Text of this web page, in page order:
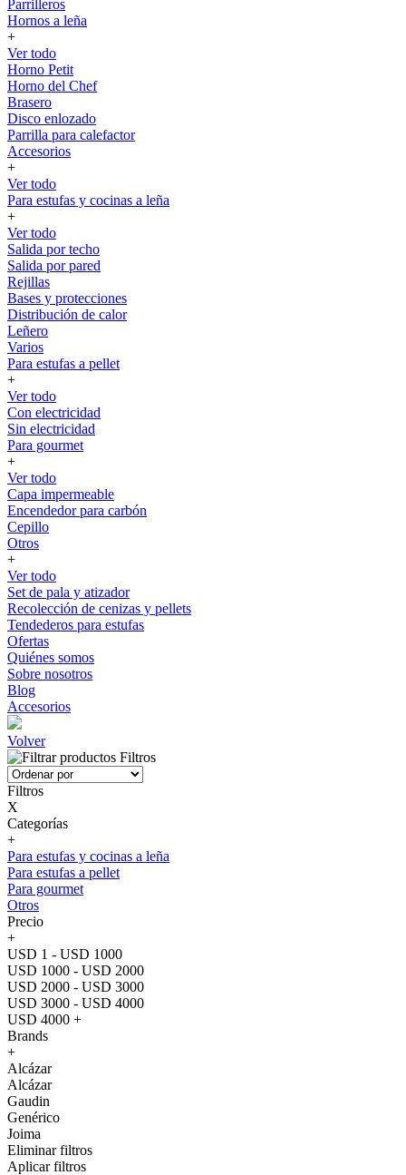
Parrilleros
Hornos a leña
+
Ver todo
Horno Petit
Horno del Chef
Brasero
Disco enlozado
Parrilla para calefactor
Accesorios
+
Ver todo
Para estufas y cocinas a leña
+
Ver todo
Salida por techo
Salida por pared
Rejillas
Bases y protecciones
Distribución de calor
Leñero
Varios
Para estufas a pellet
+
Ver todo
Con electricidad
Sin electricidad
Para gourmet
+
Ver todo
Capa impermeable
Encendedor para carbón
Cepillo
Otros
+
Ver todo
Set de pala y atizador
Recolección de cenizas y pellets
Tendederos para estufas
Ofertas
Quiénes somos
Sobre nosotros
Blog
Accesorios
Volver
Filtros
Filtros
X
Categorías
+
Para estufas y cocinas a leña
Para estufas a pellet
Para gourmet
Otros
Precio
+
USD 1 - USD 1000
USD 1000 - USD 2000
USD 2000 - USD 3000
USD 3000 - USD 4000
USD 4000 +
Brands
+
Alcázar
Alcázar
Gaudin
Genérico
Joima
Eliminar filtros
Aplicar filtros